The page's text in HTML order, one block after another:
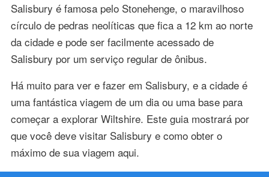
Salisbury é famosa pelo Stonehenge, o maravilhoso
círculo de pedras neolíticas que fica a 12 km ao norte
da cidade e pode ser facilmente acessado de
Salisbury por um serviço regular de ônibus.
Há muito para ver e fazer em Salisbury, e a cidade é
uma fantástica viagem de um dia ou uma base para
começar a explorar Wiltshire. Este guia mostrará por
que você deve visitar Salisbury e como obter o
máximo de sua viagem aqui.